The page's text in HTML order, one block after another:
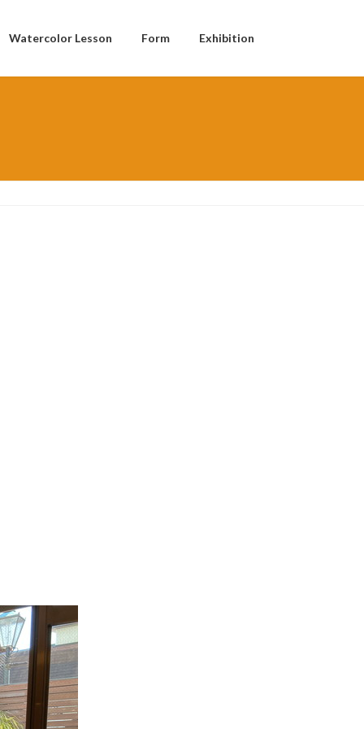
Watercolor Lesson Form Exhibition